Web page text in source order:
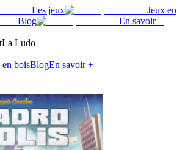
Les jeux
Jeux en
Blog En savoir +
La Ludo
en boisBlogEn savoir +